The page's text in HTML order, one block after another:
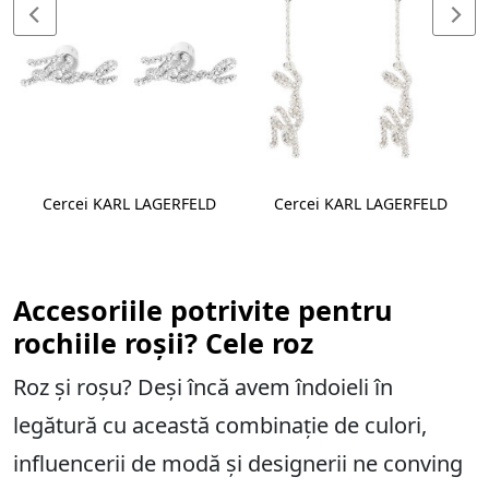
Cercei KARL LAGERFELD Cercei KARL LAGERFELD
Accesoriile potrivite pentru
rochiile roșii? Cele roz
Roz și roșu? Deși încă avem îndoieli în
legătură cu această combinație de culori,
influencerii de modă și designerii ne conving